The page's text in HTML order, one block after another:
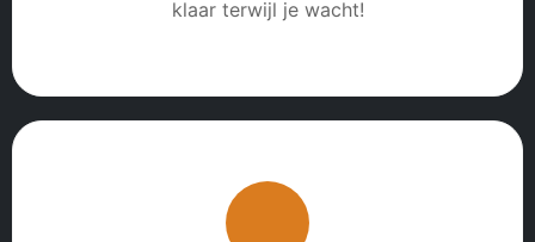
klaar terwijl je wacht!